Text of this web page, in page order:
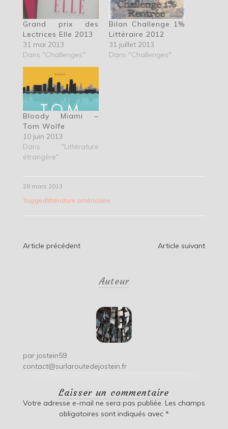
Grand prix des
Lectrices Elle 2013
31 mai 2013
Dans "Challenges"
Bilan Challenge 1%
Littéraire 2012
31 juillet 2013
Dans "Challenges"
Bloody Miami –
Tom Wolfe
10 juin 2013
Dans "Littérature
étrangère"
28 mars 2013
Taggedlittérature américaine
Navigation
Article précédent Article suivant
Auteur
par jostein59
contact@surlaroutedejostein.fr
Laisser un commentaire
Votre adresse e-mail ne sera pas publiée. Les champs
obligatoires sont indiqués avec *